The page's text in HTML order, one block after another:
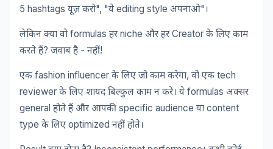
5 hashtags यूज़ करो", "ये editing style अपनाओ" ।
लेकिन क्या वो formulas हर niche और हर Creator के लिए काम
करते हैं? जवाब है - नहीं!
एक fashion influencer के लिए जो काम करेगा, वो एक tech
reviewer के लिए शायद बिल्कुल काम न करे। ये formulas अक्सर
general होते हैं और आपकी specific audience या content
type के लिए optimized नहीं होते।